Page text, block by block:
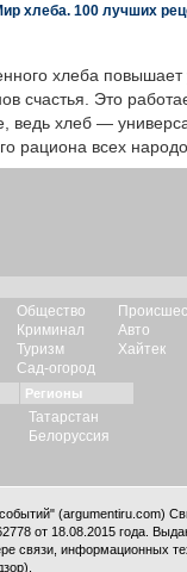
хлеба. 100 лучших
хлеба повышает
счастья. Это
ведь хлеб —
рациона всех
Общество
Криминал
Туризм
Сад-огород
Авто
Хайтек
Регионы
Татарстан
Белоруссия
(argumentiru.com)
от 18.08.2015 года.
связи, информационных